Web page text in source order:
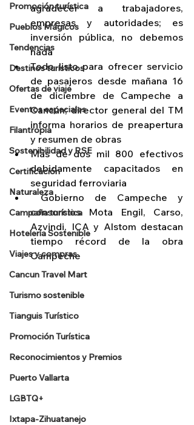
Promoción turística
Pueblos Mágicos
Tendencias
Destinos turísticos
Ofertas de viaje
Eventos especiales
Filantropía
Sostenibilidad y RSE
Certificación
Naturaleza
Campaña turística
Hotelería Sostenible
Viajes y compras
Cancun Travel Mart
Turismo sostenible
Tianguis Turístico
Promoción Turística
Reconocimientos y Premios
Puerto Vallarta
LGBTQ+
Ixtapa-Zihuatanejo
agradecer a trabajadores,
empresas y autoridades; es
inversión pública, no debemos
nada
Todo listo para ofrecer servicio
de pasajeros desde mañana 16
de diciembre de Campeche a
Cancún; director general del TM
informa horarios de preapertura
y resumen de obras
Más de dos mil 800 efectivos
debidamente capacitados en
seguridad ferroviaria
Gobierno de Campeche y
consorcios Mota Engil, Carso,
Azvindi, ICA y Alstom destacan
tiempo récord de la obra
Campeche